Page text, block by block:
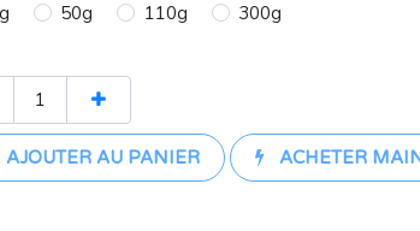
50g 110g 300g
AJOUTER AU PANIER ACHETER